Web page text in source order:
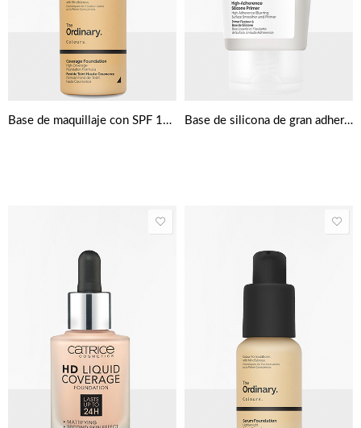
Base de maquillaje con SPF 15 de The Ordinary Colours 30 ml Base de silicona de gran adherencia de The Ordinary